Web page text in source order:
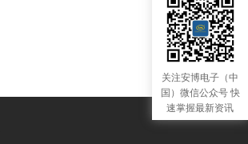
关注安博电子（中
国）微信公众号 快
速掌握最新资讯